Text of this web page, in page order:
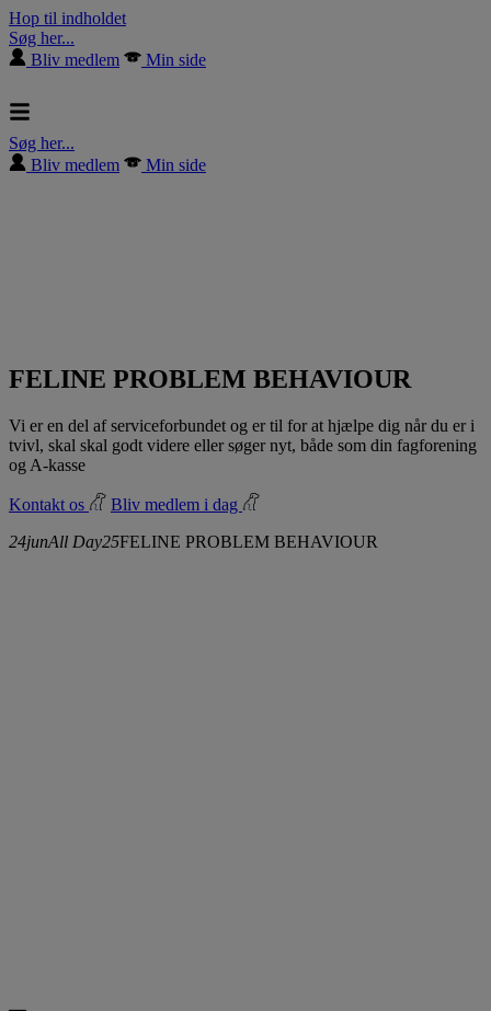
Hop til indholdet
Søg her...
Bliv medlem
Min side
Søg her...
Bliv medlem
Min side
FELINE PROBLEM BEHAVIOUR
Vi er en del af serviceforbundet og er til for at hjælpe dig når du er i
tvivl, skal skal godt videre eller søger nyt, både som din fagforening
og A-kasse
Kontakt os
Bliv medlem i dag
24junAll Day25FELINE PROBLEM BEHAVIOUR